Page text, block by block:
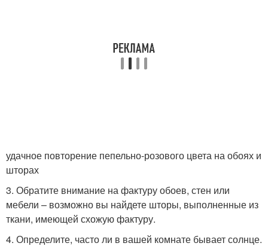
удачное повторение пепельно-розового цвета на обоях и
шторах
3. Обратите внимание на фактуру обоев, стен или
мебели – возможно вы найдете шторы, выполненные из
ткани, имеющей схожую фактуру.
4. Определите, часто ли в вашей комнате бывает солнце.